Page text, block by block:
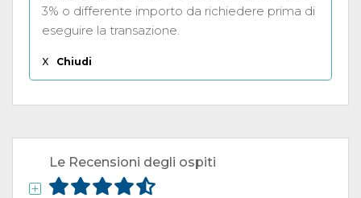
3% o differente importo da richiedere prima di
eseguire la transazione.
X Chiudi
Le Recensioni degli ospiti